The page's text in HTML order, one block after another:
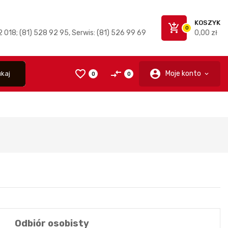
add_shopping_cart 0
KOSZYK
0,00 zł
018; (81) 528 92 95, Serwis: (81) 526 99 69
account_circle Moje konto
compare_arrows 0
favorite_border 0
Odbiór osobisty